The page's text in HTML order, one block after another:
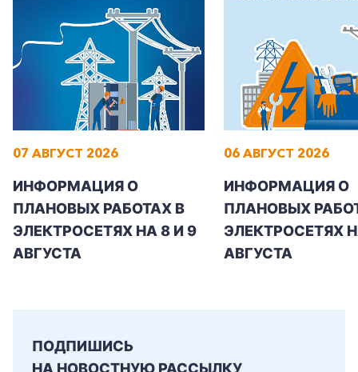
07 АВГУСТ 2026
ИНФОРМАЦИЯ О
ПЛАНОВЫХ РАБОТАХ В
ЭЛЕКТРОСЕТЯХ НА 8 И 9
АВГУСТА
06 АВГУСТ 2026
ИНФОРМАЦИЯ О
ПЛАНОВЫХ
ЭЛЕКТРОСЕТЯХ
АВГУСТА
ПОДПИШИСЬ
НА НОВОСТНУЮ РАССЫЛКУ